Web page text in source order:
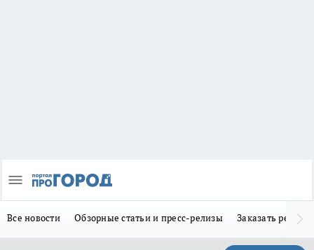
Все новости Обзорные статьи и пресс-релизы Заказать